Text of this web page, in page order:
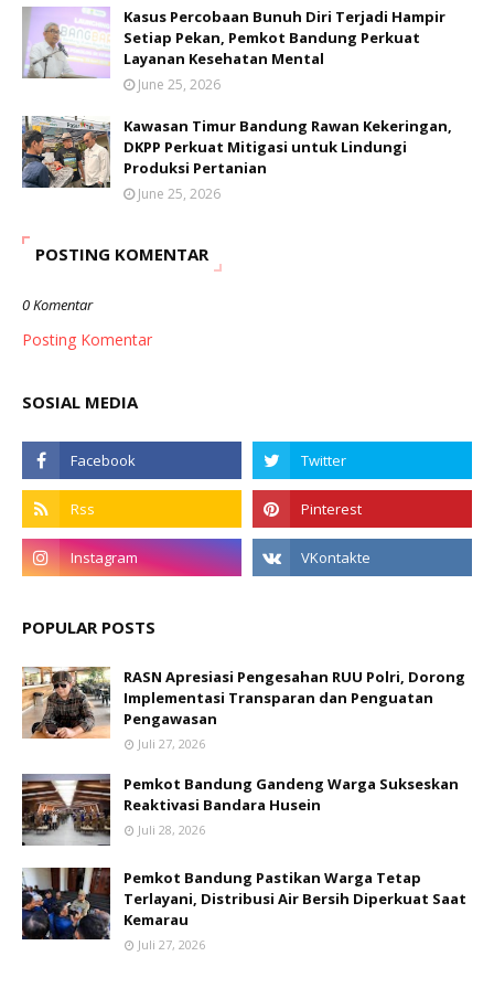
Kasus Percobaan Bunuh Diri Terjadi Hampir
Setiap Pekan, Pemkot Bandung Perkuat
Layanan Kesehatan Mental
June 25, 2026
Kawasan Timur Bandung Rawan Kekeringan,
DKPP Perkuat Mitigasi untuk Lindungi
Produksi Pertanian
June 25, 2026
POSTING KOMENTAR
0 Komentar
Posting Komentar
SOSIAL MEDIA
POPULAR POSTS
RASN Apresiasi Pengesahan RUU Polri, Dorong
Implementasi Transparan dan Penguatan
Pengawasan
Juli 27, 2026
Pemkot Bandung Gandeng Warga Sukseskan
Reaktivasi Bandara Husein
Juli 28, 2026
Pemkot Bandung Pastikan Warga Tetap
Terlayani, Distribusi Air Bersih Diperkuat Saat
Kemarau
Juli 27, 2026